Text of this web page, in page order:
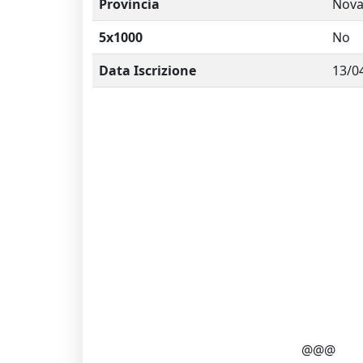
Provincia
5x1000
No
Data Iscrizione
13/
@@@